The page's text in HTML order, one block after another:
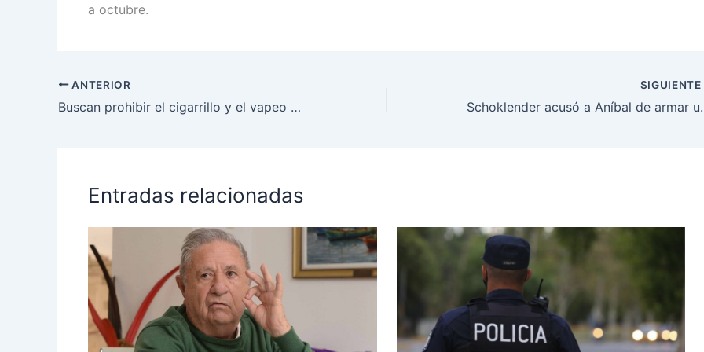
a octubre.
ANTERIOR
Buscan prohibir el cigarrillo y el vapeo en toda la Terminal de Ómnibus de La Plata
SIGUIENTE
Schoklender acusó a
Entradas relacionadas